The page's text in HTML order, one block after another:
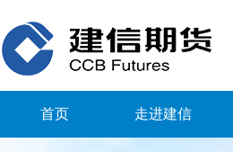
首页 走进建信